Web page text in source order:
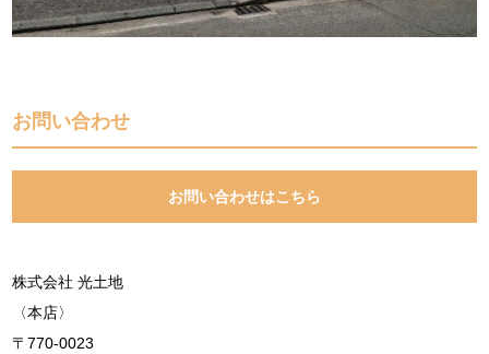
お問い合わせ
お問い合わせはこちら
株式会社 光土地
〈本店〉
〒770-0023